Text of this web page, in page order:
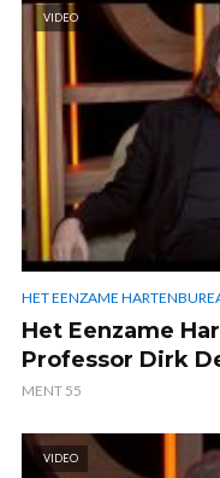
VIDEO
HET EENZAME
Het Eenzame
Professor Dirk
MENT 55
VIDEO